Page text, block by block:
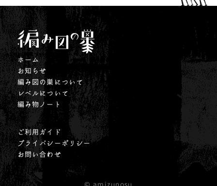
ホーム
お知らせ
編み図の巣について
レベルについて
編み物ノート
ご利用ガイド
プライバシーポリシー
お問い合わせ